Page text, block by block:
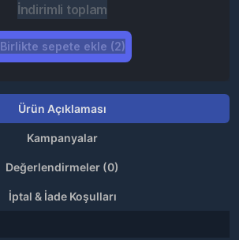
İndirimli toplam
Birlikte sepete ekle (2)
Ürün Açıklaması
Kampanyalar
Değerlendirmeler (0)
İptal & İade Koşulları